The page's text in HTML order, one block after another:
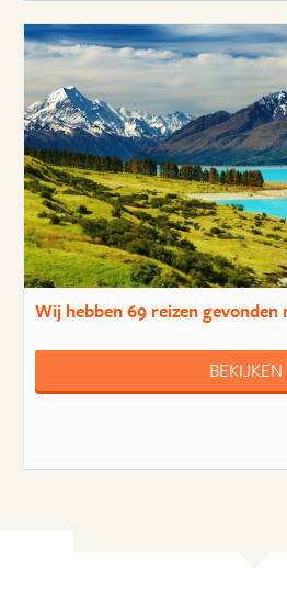
Wij hebben69 reizengevonden
BEKIJKEN